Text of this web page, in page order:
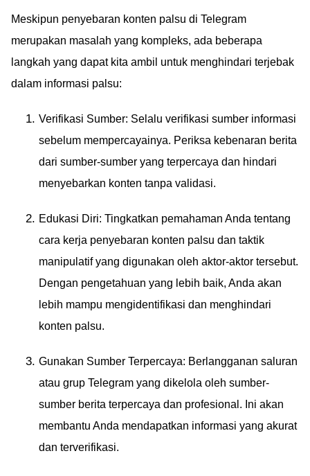
Meskipun penyebaran konten palsu di Telegram
merupakan masalah yang kompleks, ada beberapa
langkah yang dapat kita ambil untuk menghindari terjebak
dalam informasi palsu:
Verifikasi Sumber: Selalu verifikasi sumber informasi
sebelum mempercayainya. Periksa kebenaran berita
dari sumber-sumber yang terpercaya dan hindari
menyebarkan konten tanpa validasi.
Edukasi Diri: Tingkatkan pemahaman Anda tentang
cara kerja penyebaran konten palsu dan taktik
manipulatif yang digunakan oleh aktor-aktor tersebut.
Dengan pengetahuan yang lebih baik, Anda akan
lebih mampu mengidentifikasi dan menghindari
konten palsu.
Gunakan Sumber Terpercaya: Berlangganan saluran
atau grup Telegram yang dikelola oleh sumber-
sumber berita terpercaya dan profesional. Ini akan
membantu Anda mendapatkan informasi yang akurat
dan terverifikasi.